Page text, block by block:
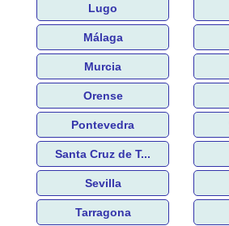
Lugo
Málaga
Murcia
Orense
Pontevedra
Santa Cruz de T...
Sevilla
Tarragona